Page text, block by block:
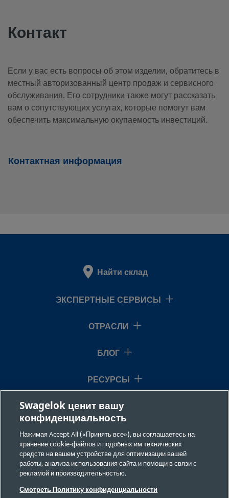
2507-600-
1-4-SG2
Super Duplex
Stainless Steel
3/8 in.
Tube
Fitting
Super Duplex
2507-600-
Stainless Steel
Super Duplex
2507-600-
2-8-SG2
Super Duplex
Stainless Steel
Fitting
2507-810-
1-4-SG2
Super Duplex
Stainless Steel
Контакт
Если у вас есть вопросы об этом изделии, обратитесь в
местный авторизованный центр продаж и сервисного
обслуживания. Его сотрудники также могут рассказать
вам о сопутствующих услугах, которые помогут вам
обеспечить максимальную окупаемость инвестиций.
Контактная информация
Найти склад
ЭКСПЕРТНЫЕ СЕРВИСЫ
ОТРАСЛИ
БЛОГ
РЕСУРСЫ
О НАС
Swagelok ценит вашу
конфиденциальность
Нажимая Accept All («Принять все»), вы соглашаетесь на
хранение cookie-файлов и подобных им технических
средств на вашем устройстве для оптимизации вашей
работы, анализа использования сайта и помощи в связи с
рекламой и производительностью.
Смотреть Политику конфиденциальности